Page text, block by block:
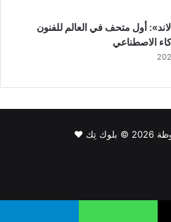
لاند»: أول متحف في العالم للفنون
الاصطناعي
تِك ❤️
تشات